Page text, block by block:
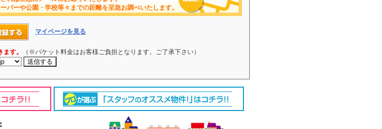
パーや公園・学校等々までの距離を至急お調べいたします。
マイページを見る
す。
（※パケット料金はお客様ご負担となります。ご了承下さい）